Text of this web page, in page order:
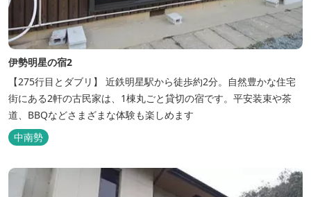
伊勢明星の宿2
【275行目とダブリ】 近鉄明星駅から徒歩約2分。自然豊かな住宅
街にある2軒の古民家は、1棟丸ごと貸切の宿です。平安装束や茶
道、BBQなどさまざまな体験も楽しめます
中南勢